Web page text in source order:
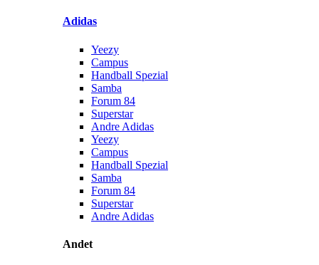
Adidas
Yeezy
Campus
Handball Spezial
Samba
Forum 84
Superstar
Andre Adidas
Yeezy
Campus
Handball Spezial
Samba
Forum 84
Superstar
Andre Adidas
Andet